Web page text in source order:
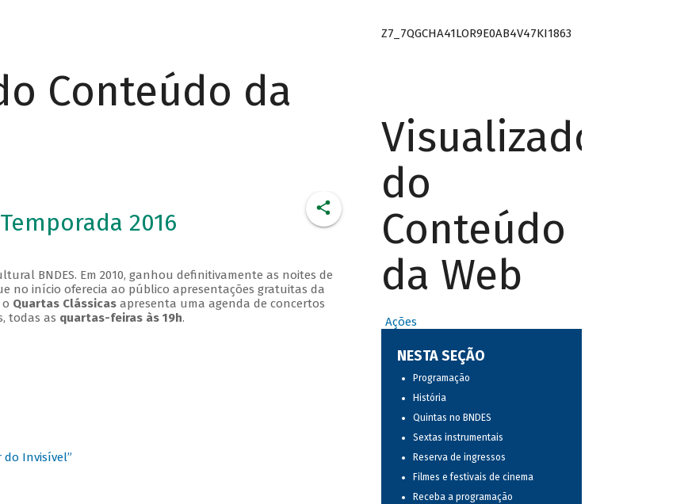
Conteúdo da
2016
BNDES. Em 2010, ganhou definitivamente as noites de
no início oferecia ao público apresentações gratuitas da
Quartas Clássicasapresenta uma agenda de concertos
todas as quartas-feiras às 19h.
do Invisível”
Z7_7QGCHA41LOR9E0AB4V47KI1863
Visualizador
do
Conteúdo
da Web
Ações
NESTA SEÇÃO
Programação
História
Quintas no BNDES
Sextas instrumentais
Reserva de ingressos
Filmes e festivais de cinema
Receba a programação